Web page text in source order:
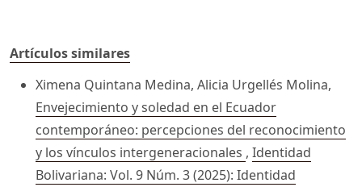
Artículos similares
Ximena Quintana Medina, Alicia Urgellés Molina,
Envejecimiento y soledad en el Ecuador
contemporáneo: percepciones del reconocimiento
y los vínculos intergeneracionales , Identidad
Bolivariana: Vol. 9 Núm. 3 (2025): Identidad